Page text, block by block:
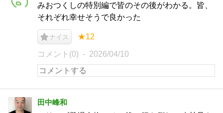
みおつくしの特別編で皆のその後がわかる。皆、
それぞれ幸せそうで良かった
ナイス ★12
コメント(0) 2026/04/10
田中峰和